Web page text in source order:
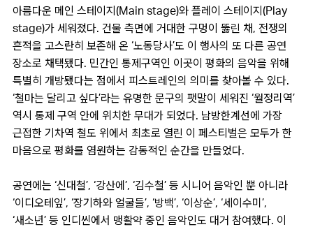
아름다운 메인 스테이지(Main stage)와 플레이 스테이지(Play
stage)가 세워졌다. 건물 측면에 거대한 구멍이 뚫린 채, 전쟁의
흔적을 고스란히 보존해 온 ‘노동당사’도 이 행사의 또 다른 공연
장소로 채택됐다. 민간인 통제구역인 이곳이 평화의 음악을 위해
특별히 개방됐다는 점에서 피스트레인의 의미를 찾아볼 수 있다.
‘철마는 달리고 싶다’라는 유명한 문구의 팻말이 세워진 ‘월정리역’
역시 통제 구역 안에 위치한 무대가 되었다. 남방한계선에 가장
근접한 기차역 철도 위에서 최초로 열린 이 페스티벌은 모두가 한
마음으로 평화를 염원하는 감동적인 순간을 만들었다.
공연에는 ‘신대철’, ‘강산에’, ‘김수철’ 등 시니어 음악인 뿐 아니라
‘이디오테잎’, ‘장기하와 얼굴들’, ‘방백’, ‘이상순’, ‘세이수미’,
‘새소년’ 등 인디씬에서 맹활약 중인 음악인도 대거 참여했다. 이